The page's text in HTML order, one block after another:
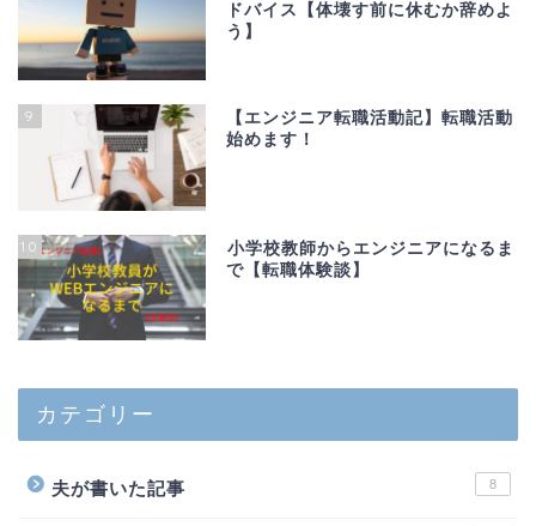
ドバイス【体壊す前に休むか辞めよ
う】
9
【エンジニア転職活動記】転職活動
始めます！
10
小学校教師からエンジニアになるま
で【転職体験談】
カテゴリー
夫が書いた記事 8